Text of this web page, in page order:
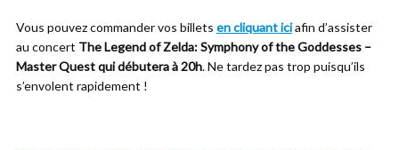
Vous pouvez commander vos billets en cliquant iciafin d’assister
au concert The Legend of Zelda: Symphony of the Goddesses –
Master Quest qui débutera à 20h. Ne tardez pas trop puisqu’ils
s’envolent rapidement !